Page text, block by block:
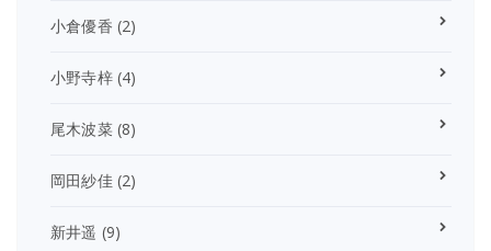
小倉優香 (2)
小野寺梓(4)
尾木波菜(8)
岡田紗佳(2)
新井遥 (9)